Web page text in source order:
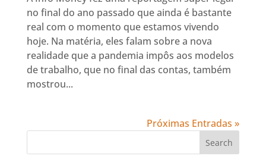
no final do ano passado que ainda é bastante
real com o momento que estamos vivendo
hoje. Na matéria, eles falam sobre a nova
realidade que a pandemia impôs aos modelos
de trabalho, que no final das contas, também
mostrou...
Próximas Entradas »